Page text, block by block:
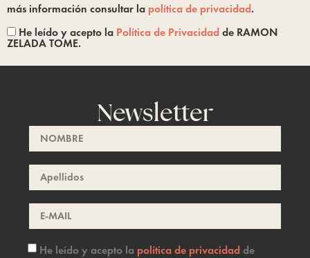
más información consultar la política de privacidad.
He leído y acepto la Política de Privacidadde RAMON
ZELADA TOME.
Newsletter
He leído y acepto la política de privacidadde